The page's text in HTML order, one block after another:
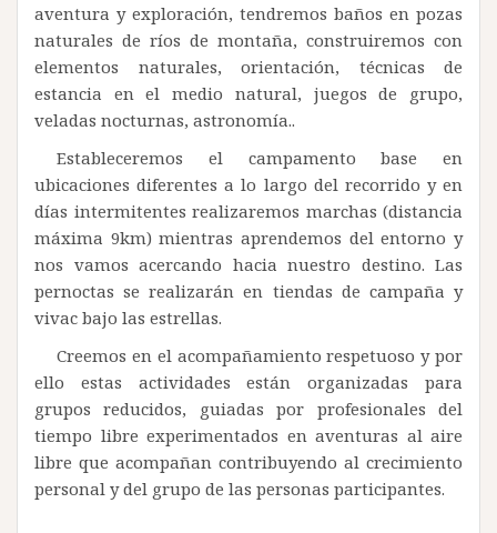
aventura y exploración, tendremos baños en pozas
naturales de ríos de montaña, construiremos con
elementos naturales, orientación, técnicas de
estancia en el medio natural, juegos de grupo,
veladas nocturnas, astronomía..
Estableceremos el campamento base en
ubicaciones diferentes a lo largo del recorrido y en
días intermitentes realizaremos marchas (distancia
máxima 9km) mientras aprendemos del entorno y
nos vamos acercando hacia nuestro destino. Las
pernoctas se realizarán en tiendas de campaña y
vivac bajo las estrellas.
Creemos en el acompañamiento respetuoso y por
ello estas actividades están organizadas para
grupos reducidos, guiadas por profesionales del
tiempo libre experimentados en aventuras al aire
libre que acompañan contribuyendo al crecimiento
personal y del grupo de las personas participantes.